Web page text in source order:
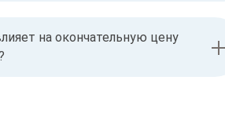
на окончательную цену